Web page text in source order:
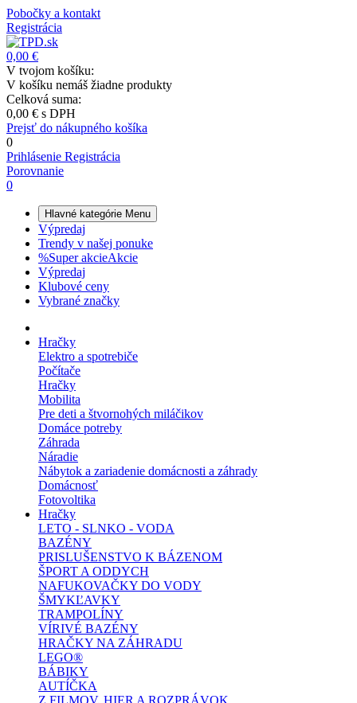
Pobočky a kontakt
Registrácia
0,00 €
V tvojom košíku:
V košíku nemáš žiadne produkty
Celková suma:
0,00 € s DPH
Prejsť do nákupného košíka
0
Prihlásenie Registrácia
Porovnanie
0
Hlavné kategórie Menu
Výpredaj
Trendy v našej ponuke
%Super akcieAkcie
Výpredaj
Klubové ceny
Vybrané značky
Hračky
Elektro a spotrebiče
Počítače
Hračky
Mobilita
Pre deti a štvornohých miláčikov
Domáce potreby
Záhrada
Náradie
Nábytok a zariadenie domácnosti a záhrady
Domácnosť
Fotovoltika
Hračky
LETO - SLNKO - VODA
BAZÉNY
PRISLUŠENSTVO K BÁZENOM
ŠPORT A ODDYCH
NAFUKOVAČKY DO VODY
ŠMYKĽAVKY
TRAMPOLÍNY
VÍRIVÉ BAZÉNY
HRAČKY NA ZÁHRADU
LEGO®
BÁBIKY
AUTÍČKA
Z FILMOV, HIER A ROZPRÁVOK